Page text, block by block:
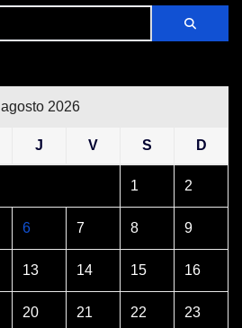
agosto 2026
J V S D
1 2
6 7 8 9
13 14 15 16
20 21 22 23